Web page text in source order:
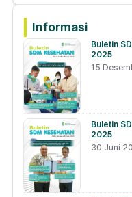
Informasi
Buletin
2025
15
Buletin
2025
30 Juni